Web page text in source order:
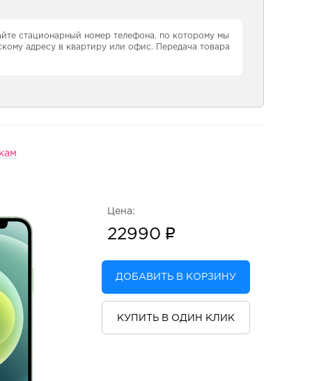
стационарный номер телефона, по которому мы
адресу в квартиру или офис. Передача товара
Цена:
22990
ДОБАВИТЬ В КОРЗИНУ
КУПИТЬ В ОДИН КЛИК